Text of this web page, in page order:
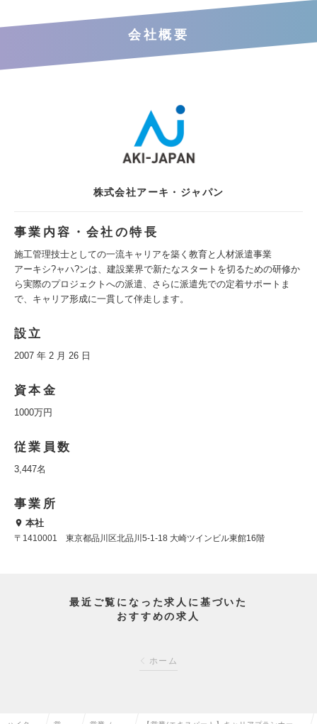
会社概要
株式会社アーキ・ジャパン
事業内容・会社の特長
施工管理技士としての一流キャリアを築く教育と人材派遣事業
アーキシ?ャハ?ンは、建設業界で新たなスタートを切るための研修か
ら実際のプロジェクトへの派遣、さらに派遣先での定着サポートま
で、キャリア形成に一貫して伴走します。
設立
2007 年 2 月 26 日
資本金
1000万円
従業員数
3,447名
事業所
本社
〒1410001 東京都品川区北品川5-1-18 大崎ツインビル東館16階
最近ご覧になった求人に基づいた
おすすめの求人
ホーム